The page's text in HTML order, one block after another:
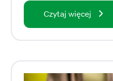
Czytaj więcej